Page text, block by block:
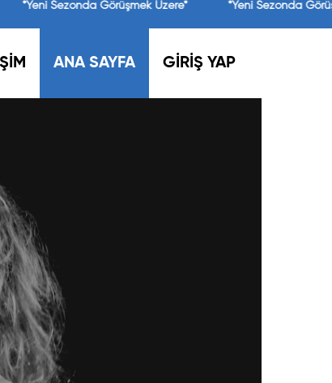
*Yeni Sezonda Görüşmek Üzere* *Yeni Sezonda
ANA SAYFA GİRİŞ YAP